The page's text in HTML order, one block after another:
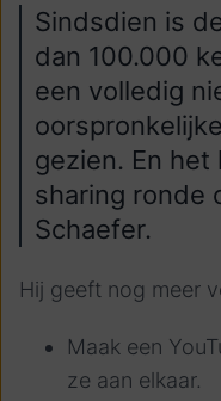
Sindsdien is
dan 100.000
een volledig
gezien. En
sharing ronde
Schaefer.
Hij geeft nog meer
Maak een
ze aan elkaar.